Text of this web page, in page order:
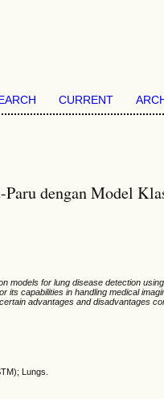
CURRENT
dengan Model
models for lung disease detection
its capabilities in handling medical
advantages and disadvantages
Lungs.